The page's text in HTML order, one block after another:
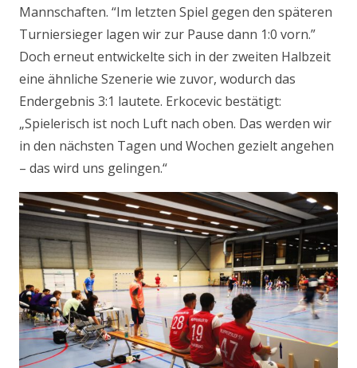
Mannschaften. “Im letzten Spiel gegen den späteren
Turniersieger lagen wir zur Pause dann 1:0 vorn.”
Doch erneut entwickelte sich in der zweiten Halbzeit
eine ähnliche Szenerie wie zuvor, wodurch das
Endergebnis 3:1 lautete. Erkocevic bestätigt:
„Spielerisch ist noch Luft nach oben. Das werden wir
in den nächsten Tagen und Wochen gezielt angehen
– das wird uns gelingen.“